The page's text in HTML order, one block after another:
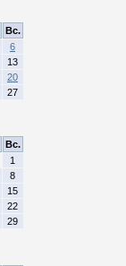
Вс.
6
13
20
27
Вс.
1
8
15
22
29